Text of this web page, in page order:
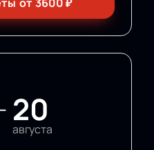
20
августа